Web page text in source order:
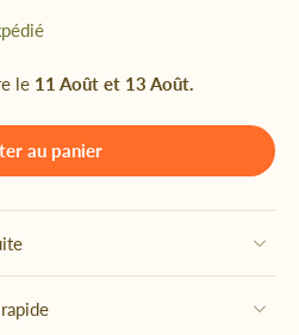
le 11 Août et 13 Août.
au panier